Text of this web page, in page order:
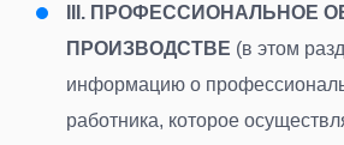
III. ПРОФЕССИОНАЛЬНОЕ
ПРОИЗВОДСТВЕ (в этом
информацию о
работника, которое